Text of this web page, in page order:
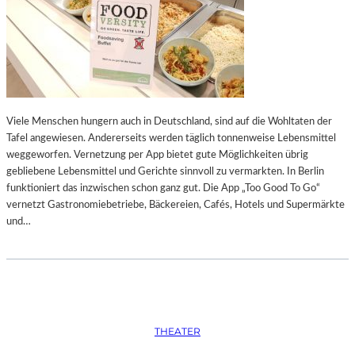
Viele Menschen hungern auch in Deutschland, sind auf die Wohltaten der
Tafel angewiesen. Andererseits werden täglich tonnenweise Lebensmittel
weggeworfen. Vernetzung per App bietet gute Möglichkeiten übrig
gebliebene Lebensmittel und Gerichte sinnvoll zu vermarkten. In Berlin
funktioniert das inzwischen schon ganz gut. Die App „Too Good To Go“
vernetzt Gastronomiebetriebe, Bäckereien, Cafés, Hotels und Supermärkte
und…
THEATER